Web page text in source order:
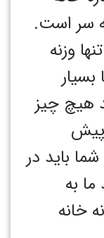
سر است.
وزنه
هیچ چیز
باید در
به
خانه